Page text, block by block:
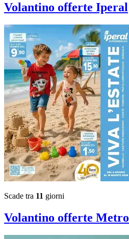
Volantino offerte Iperal
Scade tra 11 giorni
Volantino offerte Metro